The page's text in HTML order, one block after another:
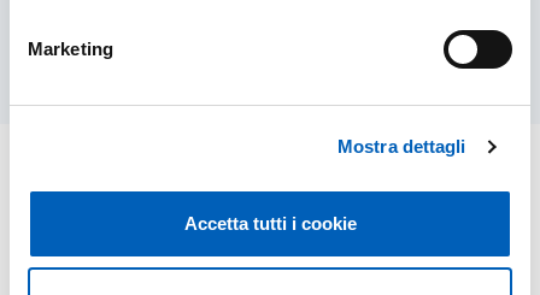
Marketing
Mostra dettagli
Accetta tutti i cookie